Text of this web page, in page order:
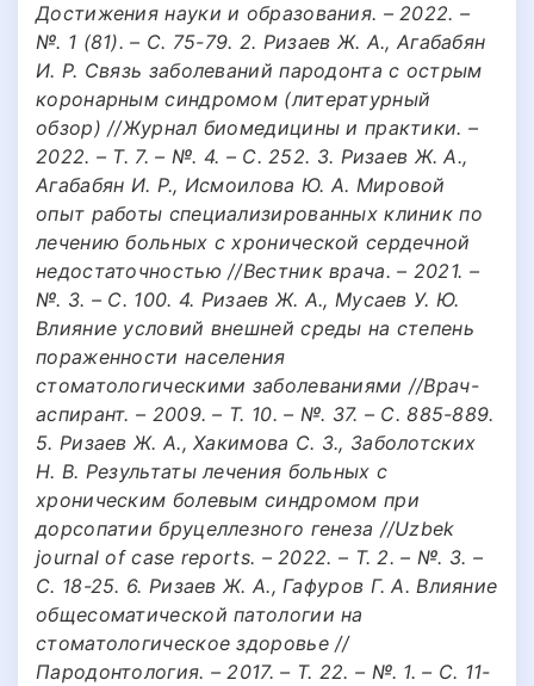
Достижения науки и образования. – 2022. –
№. 1 (81). – С. 75-79. 2. Ризаев Ж. А., Агабабян
И. Р. Связь заболеваний пародонта с острым
коронарным синдромом (литературный
обзор) //Журнал биомедицины и практики. –
2022. – Т. 7. – №. 4. – С. 252. 3. Ризаев Ж. А.,
Агабабян И. Р., Исмоилова Ю. А. Мировой
опыт работы специализированных клиник по
лечению больных с хронической сердечной
недостаточностью //Вестник врача. – 2021. –
№. 3. – С. 100. 4. Ризаев Ж. А., Мусаев У. Ю.
Влияние условий внешней среды на степень
пораженности населения
стоматологическими заболеваниями //Врач-
аспирант. – 2009. – Т. 10. – №. 37. – С. 885-889.
5. Ризаев Ж. А., Хакимова С. З., Заболотских
Н. В. Результаты лечения больных с
хроническим болевым синдромом при
дорсопатии бруцеллезного генеза //Uzbek
journal of case reports. – 2022. – Т. 2. – №. 3. –
С. 18-25. 6. Ризаев Ж. А., Гафуров Г. А. Влияние
общесоматической патологии на
стоматологическое здоровье //
Пародонтология. – 2017. – Т. 22. – №. 1. – С. 11-